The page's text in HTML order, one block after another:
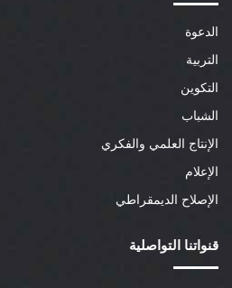
الدعوة
التربية
التكوين
الشباب
الإنتاج العلمي والفكري
الإعلام
الإصلاح الديمقراطي
قنواتنا التواصلية